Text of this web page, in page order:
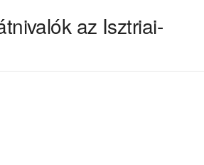
az Isztriai-